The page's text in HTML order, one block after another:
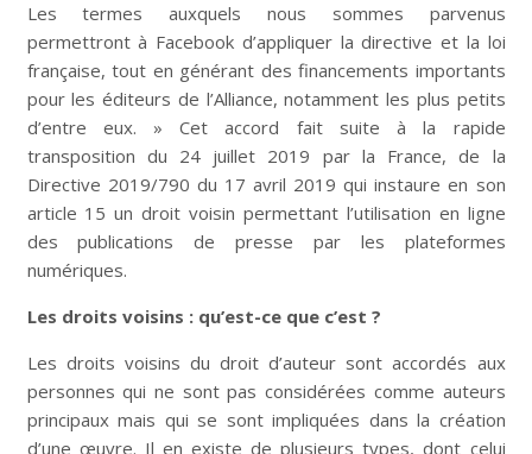
Les termes auxquels nous sommes parvenus
permettront à Facebook d’appliquer la directive et la loi
française, tout en générant des financements importants
pour les éditeurs de l’Alliance, notamment les plus petits
d’entre eux. » Cet accord fait suite à la rapide
transposition du 24 juillet 2019 par la France, de la
Directive 2019/790 du 17 avril 2019 qui instaure en son
article 15 un droit voisin permettant l’utilisation en ligne
des publications de presse par les plateformes
numériques.
Les droits voisins : qu’est-ce que c’est ?
Les droits voisins du droit d’auteur sont accordés aux
personnes qui ne sont pas considérées comme auteurs
principaux mais qui se sont impliquées dans la création
d’une œuvre. Il en existe de plusieurs types, dont celui